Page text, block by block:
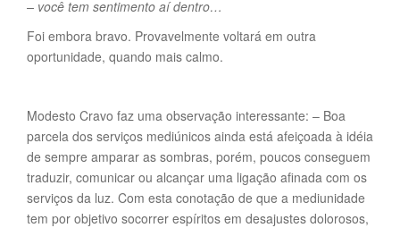
– você tem sentimento aí dentro…
Foi embora bravo. Provavelmente voltará em outra
oportunidade, quando mais calmo.
Modesto Cravo faz uma observação interessante: – Boa
parcela dos serviços mediúnicos ainda está afeiçoada à idéia
de sempre amparar as sombras, porém, poucos conseguem
traduzir, comunicar ou alcançar uma ligação afinada com os
serviços da luz. Com esta conotação de que a mediunidade
tem por objetivo socorrer espíritos em desajustes dolorosos,